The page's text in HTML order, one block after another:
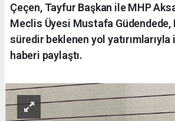
Çeçen, Tayfur Başkan ile MHP
Meclis Üyesi Mustafa Güdendede,
süredir beklenen yol
haberi paylaştı.